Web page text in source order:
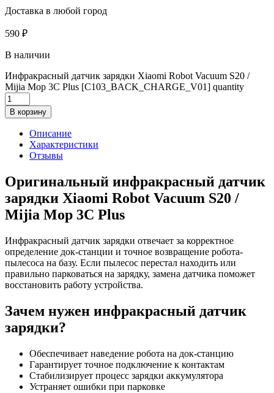
Доставка в любой город
590 ₽
В наличии
Инфракрасный датчик зарядки Xiaomi Robot Vacuum S20 /
Mijia Mop 3С Рlus [C103_BACK_CHARGE_V01] quantity
В корзину
Описание
Характеристики
Отзывы
Оригинальный инфракрасный датчик
зарядки Xiaomi Robot Vacuum S20 /
Mijia Mop 3C Plus
Инфракрасный датчик зарядки отвечает за корректное
определение док-станции и точное возвращение робота-
пылесоса на базу. Если пылесос перестал находить или
правильно парковаться на зарядку, замена датчика поможет
восстановить работу устройства.
Зачем нужен инфракрасный датчик
зарядки?
Обеспечивает наведение робота на док-станцию
Гарантирует точное подключение к контактам
Стабилизирует процесс зарядки аккумулятора
Устраняет ошибки при парковке